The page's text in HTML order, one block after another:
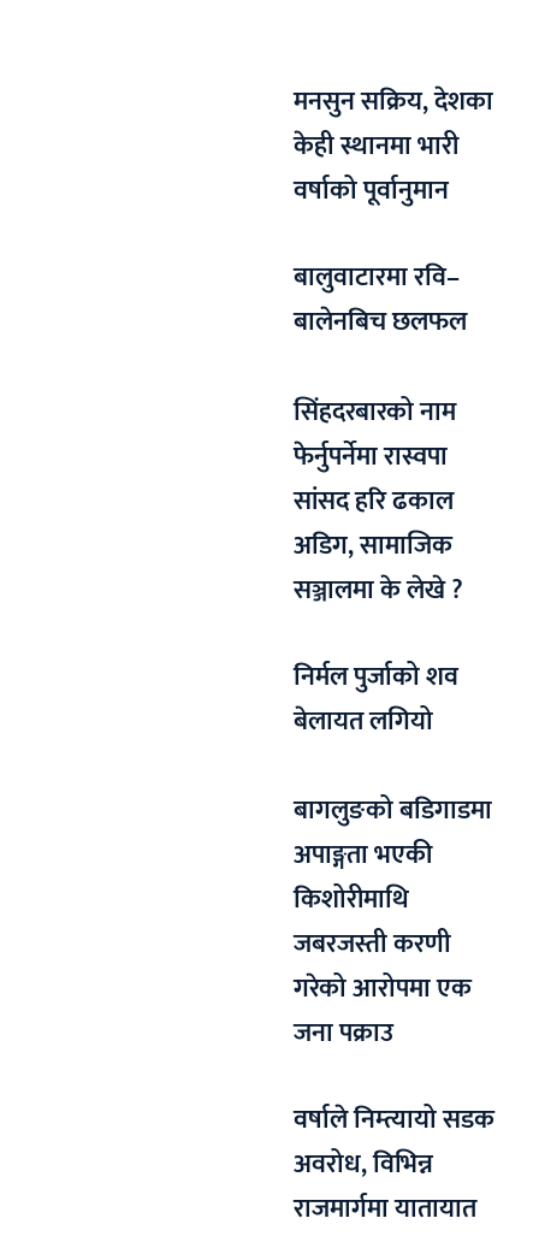
मनसुन सक्रिय, देशका
केही स्थानमा भारी
वर्षाको पूर्वानुमान
बालुवाटारमा रवि–
बालेनबिच छलफल
सिंहदरबारको नाम
फेर्नुपर्नेमा रास्वपा
सांसद हरि ढकाल
अडिग, सामाजिक
सञ्जालमा के लेखे ?
निर्मल पुर्जाको शव
बेलायत लगियो
बागलुङको बडिगाडमा
अपाङ्गता भएकी
किशोरीमाथि
जबरजस्ती करणी
गरेको आरोपमा एक
जना पक्राउ
वर्षाले निम्त्यायो सडक
अवरोध, विभिन्न
राजमार्गमा यातायात